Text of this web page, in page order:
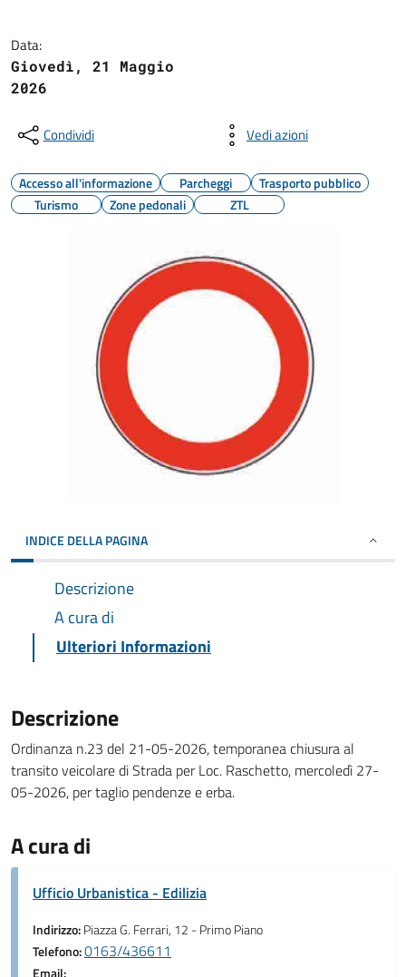
Data:
Giovedì, 21 Maggio
2026
Condividi Vedi azioni
Accesso all'informazione Parcheggi
Trasporto pubblico
Turismo
Zone pedonali ZTL
INDICE DELLA PAGINA
Descrizione
A cura di
Ulteriori Informazioni
Descrizione
Ordinanza n.23 del 21-05-2026, temporanea chiusura al
transito veicolare di Strada per Loc. Raschetto, mercoledì 27-
05-2026, per taglio pendenze e erba.
A cura di
Ufficio Urbanistica - Edilizia
Indirizzo:Piazza G. Ferrari, 12 - Primo Piano
Telefono:0163/436611